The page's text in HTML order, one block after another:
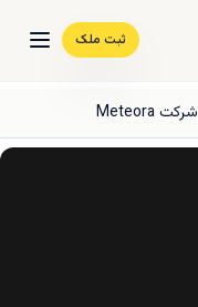
ثبت ملک
شرکت Meteora